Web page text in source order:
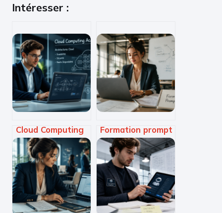
Intéresser :
Cloud Computing
Academy : 3
étapes pour
transformer vos
compétences
techniques en
expertise certifiée
Formation prompt
engineer : 5
leviers pour
maîtriser l’IA et
accélérer votre
carrière